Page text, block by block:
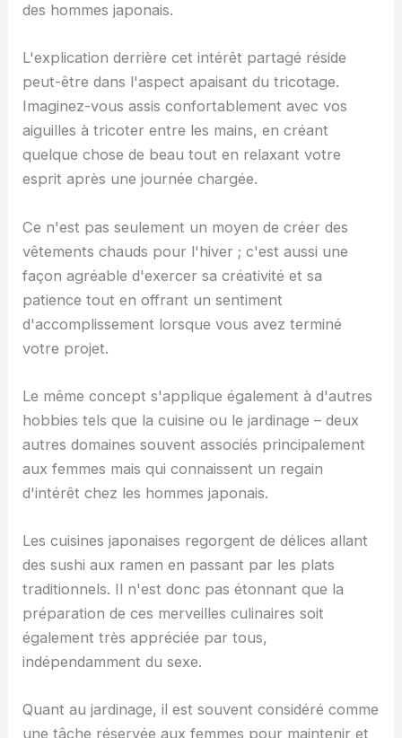
des hommes japonais.
L'explication derrière cet intérêt partagé réside
peut-être dans l'aspect apaisant du tricotage.
Imaginez-vous assis confortablement avec vos
aiguilles à tricoter entre les mains, en créant
quelque chose de beau tout en relaxant votre
esprit après une journée chargée.
Ce n'est pas seulement un moyen de créer des
vêtements chauds pour l'hiver ; c'est aussi une
façon agréable d'exercer sa créativité et sa
patience tout en offrant un sentiment
d'accomplissement lorsque vous avez terminé
votre projet.
Le même concept s'applique également à d'autres
hobbies tels que la cuisine ou le jardinage – deux
autres domaines souvent associés principalement
aux femmes mais qui connaissent un regain
d'intérêt chez les hommes japonais.
Les cuisines japonaises regorgent de délices allant
des sushi aux ramen en passant par les plats
traditionnels. Il n'est donc pas étonnant que la
préparation de ces merveilles culinaires soit
également très appréciée par tous,
indépendamment du sexe.
Quant au jardinage, il est souvent considéré comme
une tâche réservée aux femmes pour maintenir et